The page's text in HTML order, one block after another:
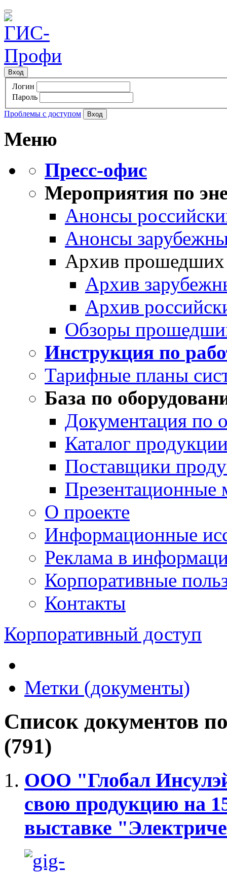
Вход
Логин
Пароль
Проблемы с доступом
Меню
Пресс-офис
Мероприятия по
Анонсы
Анонсы
Архив прошедших
Архив
Архив
Обзоры
Инструкция по
Тарифные планы
База по
Документация по
Каталог
Поставщики
Презентационные
О проекте
Информационные
Реклама в
Корпоративные
Контакты
Корпоративный доступ
Метки (документы)
Список документов
(791)
ООО "Глобал
свою продукцию на
выставке